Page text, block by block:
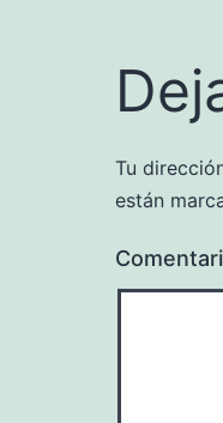
Tu
están